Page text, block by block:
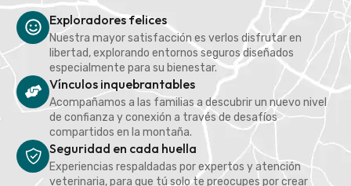
Exploradores felices
Nuestra mayor satisfacción es verlos disfrutar en
libertad, explorando entornos seguros diseñados
especialmente para su bienestar.
Vínculos inquebrantables
Acompañamos a las familias a descubrir un nuevo nivel
de confianza y conexión a través de desafíos
compartidos en la montaña.
Seguridad en cada huella
Experiencias respaldadas por expertos y atención
veterinaria, para que tú solo te preocupes por crear